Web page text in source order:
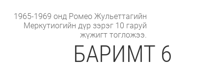
1965-1969 онд Ромео Жульеттагийн
Меркутиогийн дүр зэрэг 10 гаруй
жүжигт тогложээ.
БАРИМТ 6